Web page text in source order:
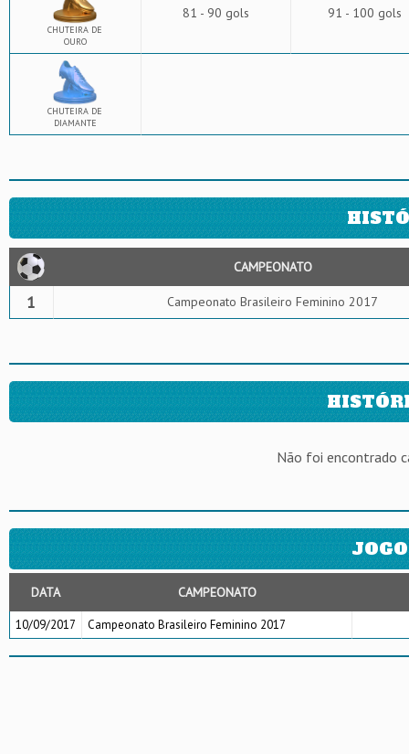
CHUTEIRA DE
OURO
81 - 90 gols 91 - 100 gols
CHUTEIRA DE
DIAMANTE
CAMPEONATO
1 Campeonato Brasileiro Feminino 2017
Não foi encontrado
DATA CAMPEONATO
10/09/2017 Campeonato Brasileiro Feminino 2017